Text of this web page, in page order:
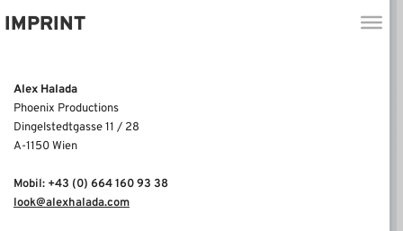
IMPRINT
Alex Halada
Phoenix Productions
Dingelstedtgasse 11 / 28
A-1150 Wien
Mobil: +43 (0) 664 160 93 38
look@alexhalada.com